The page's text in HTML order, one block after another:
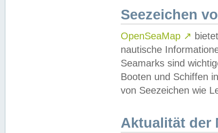
Seezeichen
OpenSeaMap ↗
nautische
Seamarks sind
Booten und Schiffen
von Seezeichen wie
Aktualität der